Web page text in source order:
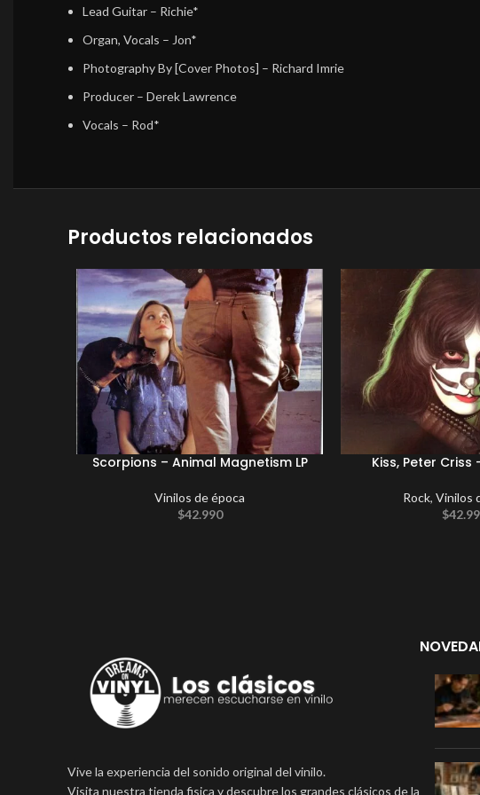
Lead Guitar – Richie*
Organ, Vocals – Jon*
Photography By [Cover Photos] – Richard Imrie
Producer – Derek Lawrence
Vocals – Rod*
Productos relacionados
Scorpions – Animal Magnetism LP
Vinilos de época
$42.990
Kiss, Peter Criss
Rock, Vinilos
$
Vive la experiencia del sonido original del vinilo.
Visita nuestra tienda fisica y descubre los grandes clásicos de la